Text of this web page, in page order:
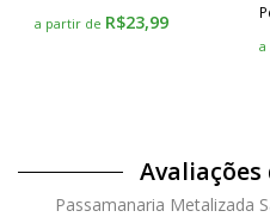
a partir de R$23,99
a
Passamanaria Metalizada